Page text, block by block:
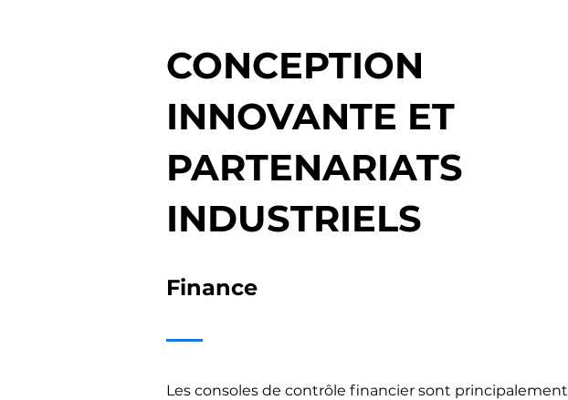
CONCEPTION
INNOVANTE ET
PARTENARIATS
INDUSTRIELS
Finance
Les consoles de contrôle financier sont principalement